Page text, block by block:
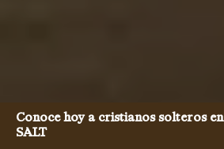
Conoce hoy a cristianos solteros en
SALT